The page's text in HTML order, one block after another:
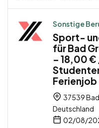
Sonstige
Sport-
für Bad
– 18,00
Ferienjob
37539
Deutschland
02/08/